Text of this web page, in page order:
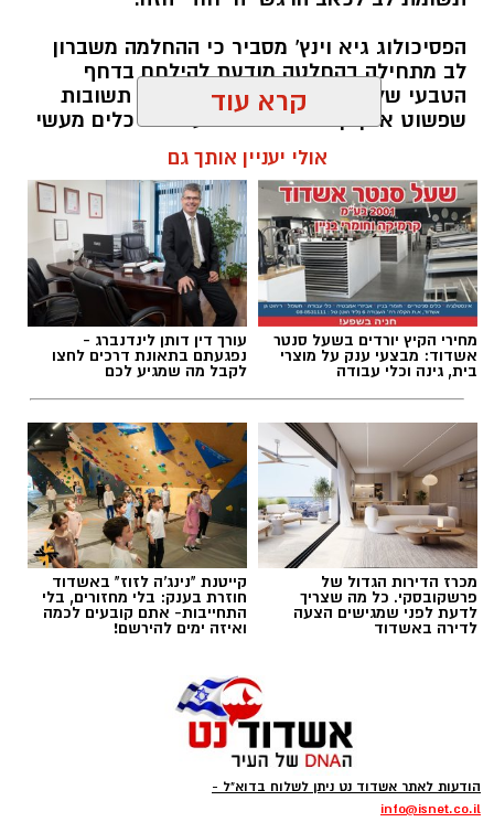
להורדת אפליקציה של אשדוד נט לחצו כאן
עקבו בפייסבוק
עקבו באינסטגרם
הפסיכולוג גיא וינץ' מסביר כי ההחלמה משברון
לב מתחילה בהחלטה מודעת להילחם בדחף
הטבעי שלנו לייפות את העבר ולחפש תשובות
שפשוט אינן קיימות. הוא מציע ארגז כלים מעשי
שיעזור לנו, בהדרגה, להשתחרר מהכאב ולהמשיך
הלב שלנו אולי נשבר לפעמים, אבל אנחנו לא
חייבים להישבר יחד איתו.
להאזנה לתוכן:
מערכת האתר / 09:04 23.07.26
תגים:טד
קרא עוד
אולי יעניין אותך גם
מחירי הקיץ יורדים בשעל סנטר
אשדוד: מבצעי ענק על מוצרי
בית, גינה וכלי עבודה
עורך דין דותן לינדנברג -
נפגעתם בתאונת דרכים לחצו
לקבל מה שמגיע לכם
מכרז הדירות הגדול של
פרשקובסקי. כל מה שצריך
לדעת לפני שמגישים הצעה
לדירה באשדוד
קייטנת "נינג'ה לזוז" באשדוד
חוזרת בענק: בלי מחזורים, בלי
התחייבות- אתם קובעים לכמה
ואיזה ימים להירשם!
הודעות לאתר אשדוד נט ניתן לשלוח בדוא"ל -
info@isnet.co.il